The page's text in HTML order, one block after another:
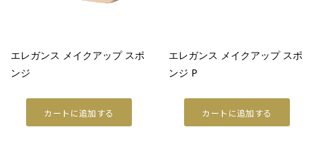
エレガンス メイクアップ スポ
ンジ
カートに追加する
エレガンス メイクアップ スポ
ンジ P
カートに追加する